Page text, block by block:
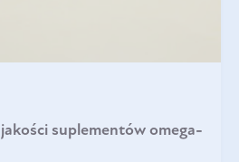
suplementów omega-